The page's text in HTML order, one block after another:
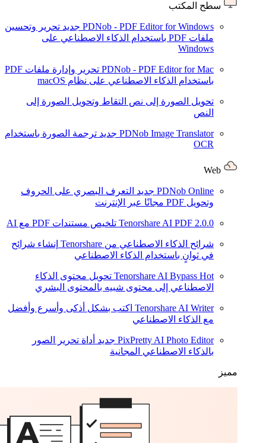
سطح المكتب
PDNob - PDF Editor for Windows جديد تحرير وتحسين
ملفات PDF باستخدام الذكاء الاصطناعي على
Windows
PDNob - PDF Editor for Mac
تحرير وإدارة ملفات PDF
باستخدام الذكاء الاصطناعي على نظام macOS
تحويل الصورة إلى نص التقاط وتحويل الصورة إلى
النص
PDNob Image Translator جديد ترجمة الصورة باستخدام
OCR
PDNob Online جديد التعرف البصري على الحروف
وتحويل PDF مجانًا عبر الإنترنت
Tenorshare AI PDF 2.0.0 تلخيص مستندات PDF مع AI
شرائح الذكاء الاصطناعي من Tenorshare
إنشاء شرائح
في ثوانٍ باستخدام الذكاء الاصطناعي
Tenorshare AI Bypass Hot
تحويل محتوى الذكاء
الاصطناعي إلى محتوى شبيه بالمحتوى البشري
Tenorshare AI Writer اكتب بشكل أذكى وأسرع وأفضل
مع الذكاء الاصطناعي
PixPretty AI Photo Editor جديد أداة تحرير الصور
بالذكاء الاصطناعي المجانية
مميز